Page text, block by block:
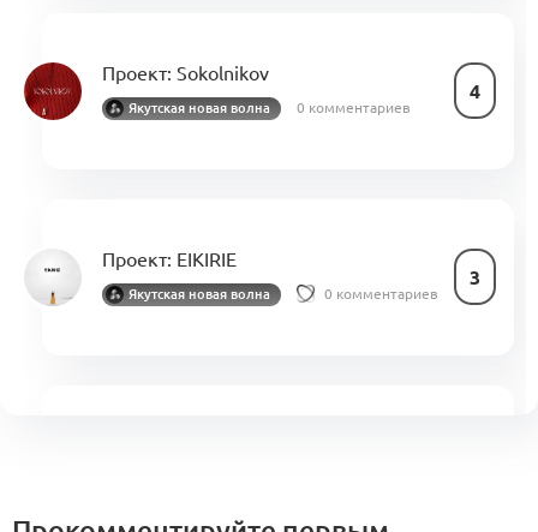
Проект: Sokolnikov
4
Якутская новая волна 0 комментариев
Проект: EIKIRIE
3
Якутская новая волна 0 комментариев